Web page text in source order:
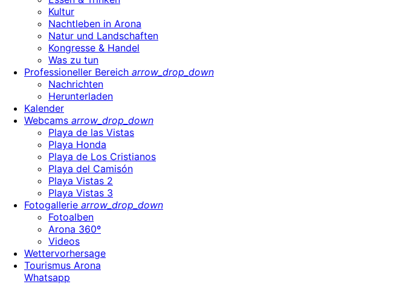
Kultur
Nachtleben in Arona
Natur und Landschaften
Kongresse & Handel
Was zu tun
Professioneller Bereich arrow_drop_down
Nachrichten
Herunterladen
Kalender
Webcams arrow_drop_down
Playa de las Vistas
Playa Honda
Playa de Los Cristianos
Playa del Camisón
Playa Vistas 2
Playa Vistas 3
Fotogallerie arrow_drop_down
Fotoalben
Arona 360º
Videos
Wettervorhersage
Tourismus Arona
Whatsapp